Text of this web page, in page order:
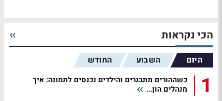
הכי נקראות
היום השבוע החודש
1
כשההורים מתבגרים והילדים נכנסים לתמונה: איך
מנהלים הון...